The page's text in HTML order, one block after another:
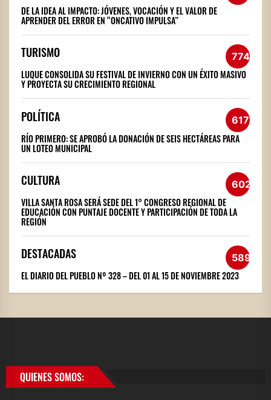
DE LA IDEA AL IMPACTO: JÓVENES, VOCACIÓN Y EL VALOR DE
APRENDER DEL ERROR EN “ONCATIVO IMPULSA”
TURISMO 774
LUQUE CONSOLIDA SU FESTIVAL DE INVIERNO CON UN ÉXITO MASIVO
Y PROYECTA SU CRECIMIENTO REGIONAL
POLÍTICA 617
RÍO PRIMERO: SE APROBÓ LA DONACIÓN DE SEIS HECTÁREAS PARA
UN LOTEO MUNICIPAL
CULTURA 602
VILLA SANTA ROSA SERÁ SEDE DEL 1° CONGRESO REGIONAL DE
EDUCACIÓN CON PUNTAJE DOCENTE Y PARTICIPACIÓN DE TODA LA
REGIÓN
DESTACADAS 589
EL DIARIO DEL PUEBLO Nº 328 – DEL 01 AL 15 DE NOVIEMBRE 2023
QUIENES SOMOS: